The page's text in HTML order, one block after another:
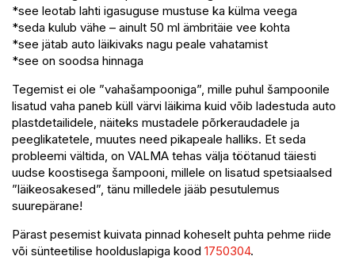
*see leotab lahti igasuguse mustuse ka külma veega
*seda kulub vähe – ainult 50 ml ämbritäie vee kohta
*see jätab auto läikivaks nagu peale vahatamist
*see on soodsa hinnaga
Tegemist ei ole ”vahašampooniga”, mille puhul šampoonile
lisatud vaha paneb küll värvi läikima kuid võib ladestuda auto
plastdetailidele, näiteks mustadele põrkeraudadele ja
peeglikatetele, muutes need pikapeale halliks. Et seda
probleemi vältida, on VALMA tehas välja töötanud täiesti
uudse koostisega šampooni, millele on lisatud spetsiaalsed
”läikeosakesed”, tänu milledele jääb pesutulemus
suurepärane!
Pärast pesemist kuivata pinnad koheselt puhta pehme riide
või sünteetilise hoolduslapiga kood 1750304.